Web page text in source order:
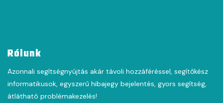
Rólunk
Azonnali segítségnyújtás akár távoli hozzáféréssel, segítőkész
informatikusok, egyszerű hibajegy bejelentés, gyors segítség,
átlátható problémakezelés!